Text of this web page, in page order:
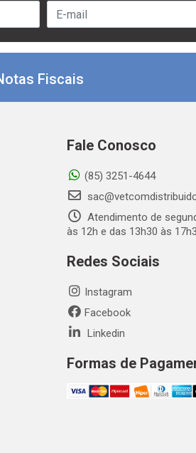
Fiscais
Fale Conosco
(85) 3251-4644
Atendimento de
às 12h e das 13h30 às
Redes Sociais
Instagram
Facebook
Linkedin
Formas de